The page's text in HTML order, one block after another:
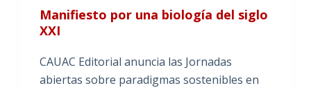
Manifiesto por una biología del siglo
XXI
CAUAC Editorial anuncia las Jornadas
abiertas sobre paradigmas sostenibles en